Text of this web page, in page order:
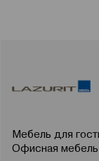
Мебель для
Офисная